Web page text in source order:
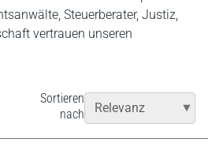
Steuerberater, Justiz,
vertrauen unseren
Sortieren
nach